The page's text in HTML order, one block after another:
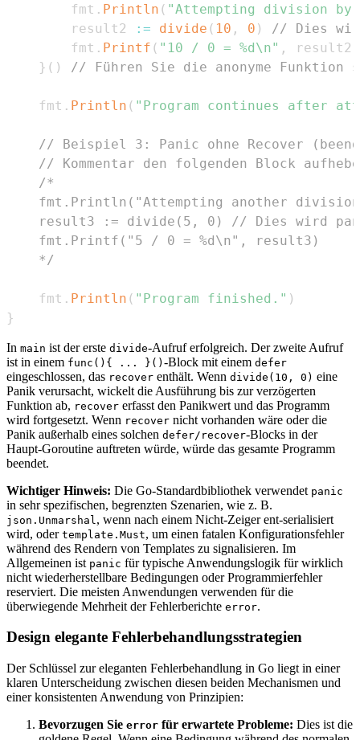
		fmt
. Println ( "Attempting division
		result2
:= divide ( 10 , 0 )
// Dies
		fmt
. Printf ( "10 / 0 = %d\n" , result2
} ( ) // Führen Sie die anonyme Funktion
	fmt
. Println ( "Program continues after
// Beispiel 3: Panic ohne Recover
// Kommentar den folgenden Block
	*/
	fmt
. Println ( "Program finished." )
}
In main ist der erste divide-Aufruf erfolgreich. Der zweite Aufruf
ist in einem func(){ ... }() -Block mit einem defer
eingeschlossen, das recover enthält. Wenn divide(10, 0) eine
Panik verursacht, wickelt die Ausführung bis zur verzögerten
Funktion ab, recover erfasst den Panikwert und das Programm
wird fortgesetzt. Wenn recover nicht vorhanden wäre oder die
Panik außerhalb eines solchen defer/recover-Blocks in der
Haupt-Goroutine auftreten würde, würde das gesamte Programm
beendet.
Wichtiger Hinweis: Die Go-Standardbibliothek verwendet panic
in sehr spezifischen, begrenzten Szenarien, wie z. B.
json.Unmarshal , wenn nach einem Nicht-Zeiger ent-serialisiert
wird, oder template.Must, um einen fatalen Konfigurationsfehler
während des Rendern von Templates zu signalisieren. Im
Allgemeinen ist panic für typische Anwendungslogik für wirklich
nicht wiederherstellbare Bedingungen oder Programmierfehler
reserviert. Die meisten Anwendungen verwenden für die
überwiegende Mehrheit der Fehlerberichte error.
Design elegante Fehlerbehandlungsstrategien
Der Schlüssel zur eleganten Fehlerbehandlung in Go liegt in einer
klaren Unterscheidung zwischen diesen beiden Mechanismen und
einer konsistenten Anwendung von Prinzipien:
Bevorzugen Sie error für erwartete Probleme: Dies ist die